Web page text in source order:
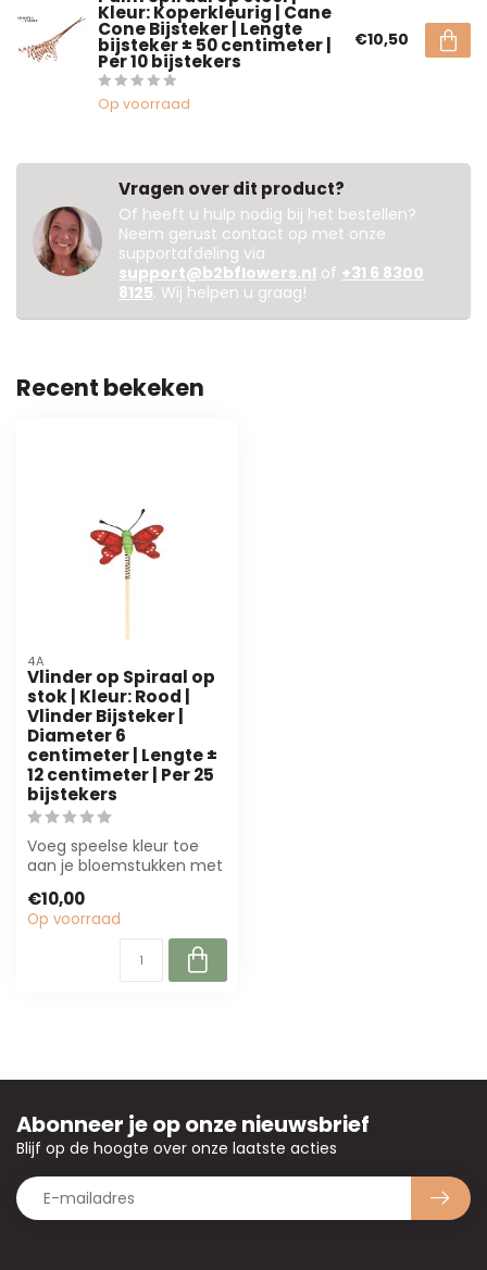
Kleur: Koperkleurig | Cane
Cone Bijsteker | Lengte
bijsteker ± 50 centimeter |
Per 10 bijstekers
Op voorraad
€10,50
Vragen over dit product?
Of heeft u hulp nodig bij het bestellen?
Neem gerust contact op met onze
supportafdeling via
support@b2bflowers.nl of +31 6 8300
8125. Wij helpen u graag!
Recent bekeken
4A
Vlinder op Spiraal op
stok | Kleur: Rood |
Vlinder Bijsteker |
Diameter 6
centimeter | Lengte ±
12 centimeter | Per 25
bijstekers
Voeg speelse kleur toe
aan je bloemstukken met
bijsteker. Duur...
€10,00
Op voorraad
Abonneer je op onze nieuwsbrief
Blijf op de hoogte over onze laatste acties